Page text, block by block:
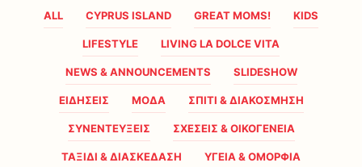
ALL CYPRUS ISLAND GREAT MOMS! KIDS
LIFESTYLE LIVING LA DOLCE VITA
NEWS & ANNOUNCEMENTS SLIDESHOW
ΕΙΔΗΣΕΙΣ ΜΟΔΑ ΣΠΙΤΙ & ΔΙΑΚΟΣΜΗΣΗ
ΣΥΝΕΝΤΕΥΞΕΙΣ ΣΧΕΣΕΙΣ & ΟΙΚΟΓΕΝΕΙΑ
ΤΑΞΙΔΙ & ΔΙΑΣΚΕΔΑΣΗ ΥΓΕΙΑ & ΟΜΟΡΦΙΑ